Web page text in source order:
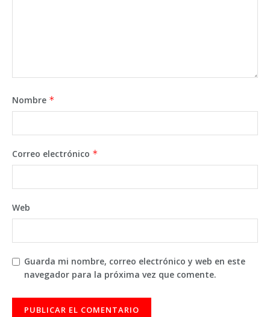
Nombre *
Correo electrónico *
Web
Guarda mi nombre, correo electrónico y web en este
navegador para la próxima vez que comente.